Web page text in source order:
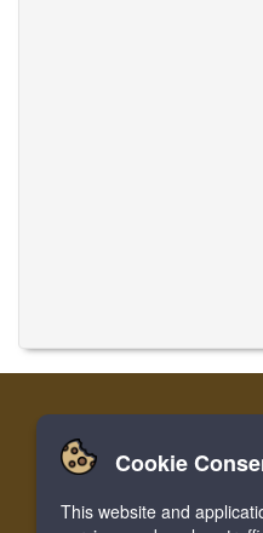
집 로그인 레
Facebook
Cookie
This website and